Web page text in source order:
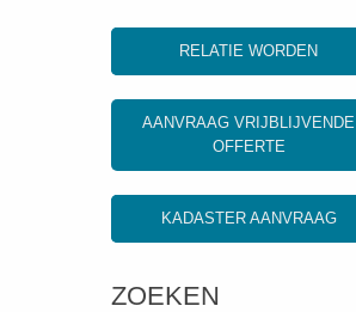
RELATIE WORDEN
AANVRAAG VRIJBLIJVENDE
OFFERTE
KADASTER AANVRAAG
ZOEKEN